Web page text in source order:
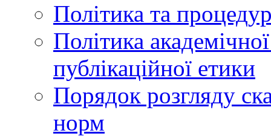
Політика та
Політика
публікаційної етики
Порядок розгляду
норм